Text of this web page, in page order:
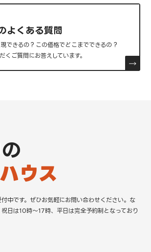
よくある質問
できるの？この価格でどこまでできるの？
くご質問にお答えしています。
ウス
中です。ぜひお気軽にお問い合わせください。 な
日は10時～17時、平日は完全予約制となっており